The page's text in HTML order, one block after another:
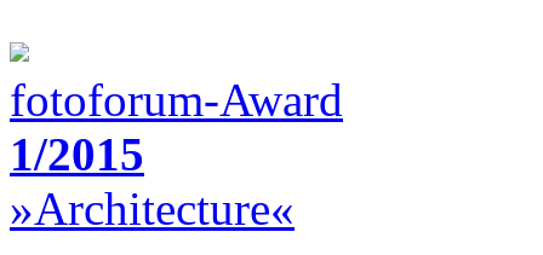
fotoforum-Award
1/2015
»Architecture«